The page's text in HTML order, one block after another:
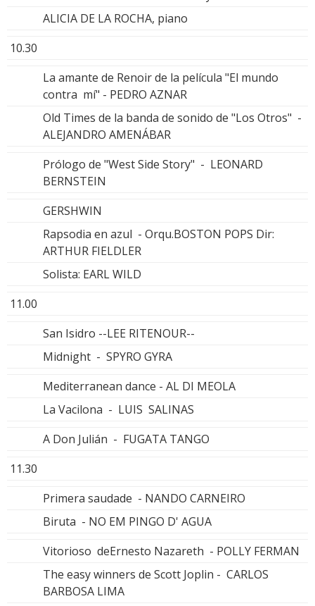
ALICIA DE LA ROCHA, piano
10.30
La amante de Renoir de la película "El mundo
contra mí" - PEDRO AZNAR
Old Times de la banda de sonido de "Los Otros" -
ALEJANDRO AMENÁBAR
Prólogo de "West Side Story" - LEONARD
BERNSTEIN
GERSHWIN
Rapsodia en azul - Orqu.BOSTON POPS Dir:
ARTHUR FIELDLER
Solista: EARL WILD
11.00
San Isidro --LEE RITENOUR--
Midnight - SPYRO GYRA
Mediterranean dance - AL DI MEOLA
La Vacilona - LUIS SALINAS
A Don Julián - FUGATA TANGO
11.30
Primera saudade - NANDO CARNEIRO
Biruta - NO EM PINGO D' AGUA
Vitorioso deErnesto Nazareth - POLLY FERMAN
The easy winners de Scott Joplin - CARLOS
BARBOSA LIMA